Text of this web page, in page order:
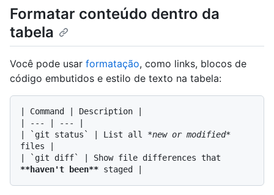
Formatar conteúdo dentro da
tabela
Você pode usar formatação, como links, blocos de
código embutidos e estilo de texto na tabela:
| Command | Description |
| --- | --- |
`git status` | List all *new or modified*
files |
`git diff`
**haven't been**